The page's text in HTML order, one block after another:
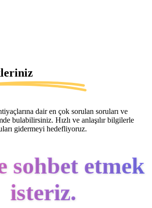
dair en çok sorulan soruları ve
bulabilirsiniz. Hızlı ve anlaşılır bilgilerle
gidermeyi hedefliyoruz.
sohbet etmek
isteriz.